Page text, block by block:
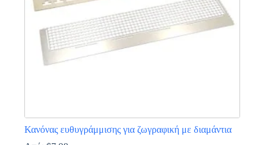
στη
προϊόντος
Κανόνας ευθυγράμμισης για ζωγραφική με διαμάντια